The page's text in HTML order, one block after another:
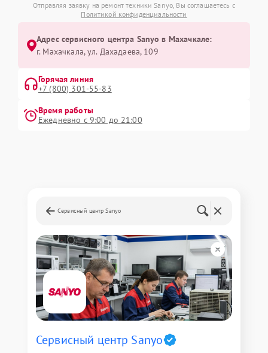
Отправляя заявку на ремонт техники Sanyo, Вы соглашаетесь с
Политикой конфиденциальности
Адрес сервисного центра Sanyo в Махачкале:
г. Махачкала, ул. Дахадаева, 109
Горячая линия
+7 (800) 301-55-83
Время работы
Ежедневно с 9:00 до 21:00
Сервисный центр Sanyo
Сервисный центр Sanyo